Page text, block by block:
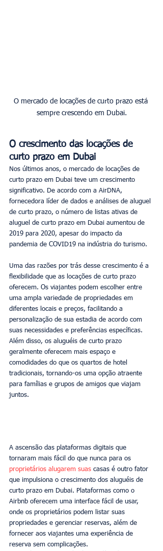
O mercado de locações de curto prazo está
sempre crescendo em Dubai.
O crescimento das locações de
curto prazo em Dubai
Nos últimos anos, o mercado de locações de
curto prazo em Dubai teve um crescimento
significativo. De acordo com a AirDNA,
fornecedora líder de dados e análises de aluguel
de curto prazo, o número de listas ativas de
aluguel de curto prazo em Dubai aumentou de
2019 para 2020, apesar do impacto da
pandemia de COVID19 na indústria do turismo.
Uma das razões por trás desse crescimento é a
flexibilidade que as locações de curto prazo
oferecem. Os viajantes podem escolher entre
uma ampla variedade de propriedades em
diferentes locais e preços, facilitando a
personalização de sua estadia de acordo com
suas necessidades e preferências específicas.
Além disso, os aluguéis de curto prazo
geralmente oferecem mais espaço e
comodidades do que os quartos de hotel
tradicionais, tornando-os uma opção atraente
para famílias e grupos de amigos que viajam
juntos.
A ascensão das plataformas digitais que
tornaram mais fácil do que nunca para os
proprietários alugarem suas casas é outro fator
que impulsiona o crescimento dos aluguéis de
curto prazo em Dubai. Plataformas como o
Airbnb oferecem uma interface fácil de usar,
onde os proprietários podem listar suas
propriedades e gerenciar reservas, além de
fornecer aos viajantes uma experiência de
reserva sem complicações.